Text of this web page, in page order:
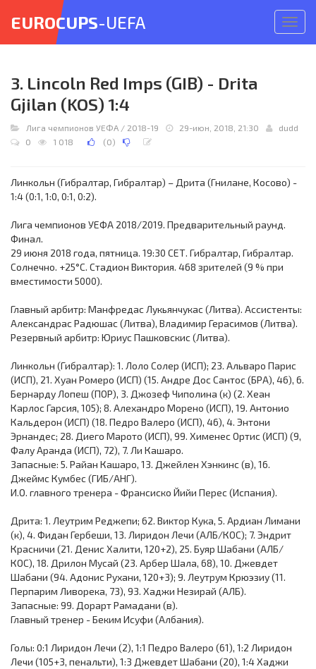
меню
EUROCUPS-UEFA
3. Lincoln Red Imps (GIB) - Drita
Gjilan (KOS) 1:4
Лига чемпионов УЕФА / 2018-19 29-июн, 2018, 21:30
dudd
0
1 018 (0)
Линкольн (Гибралтар, Гибралтар) – Дрита (Гнилане, Косово) -
1:4 (0:1, 1:0, 0:1, 0:2).
Лига чемпионов УЕФА 2018/2019. Предварительный раунд.
Финал.
29 июня 2018 года, пятница. 19:30 СЕТ. Гибралтар, Гибралтар.
Солнечно. +25°C. Стадион Виктория. 468 зрителей (9 % при
вместимости 5000).
Главный арбитр: Манфредас Лукьянчукас (Литва). Ассистенты:
Александрас Радюшас (Литва), Владимир Герасимов (Литва).
Резервный арбитр: Юриус Пашковскис (Литва).
Линкольн (Гибралтар): 1. Лоло Солер (ИСП); 23. Альваро Парис
(ИСП), 21. Хуан Ромеро (ИСП) (15. Андре Дос Сантос (БРА), 46), 6.
Бернарду Лопеш (ПОР), 3. Джозеф Чиполина (к) (2. Хеан
Карлос Гарсия, 105); 8. Алехандро Морено (ИСП), 19. Антонио
Кальдерон (ИСП) (18. Педро Валеро (ИСП), 46), 4. Энтони
Эрнандес; 28. Диего Марото (ИСП), 99. Хименес Ортис (ИСП) (9,
Фалу Аранда (ИСП), 72), 7. Ли Кашаро.
Запасные: 5. Райан Кашаро, 13. Джейлен Хэнкинс (в), 16.
Джеймс Кумбес (ГИБ/АНГ).
И.О. главного тренера - Франсиско Йийи Перес (Испания).
Дрита: 1. Леутрим Реджепи; 62. Виктор Кука, 5. Ардиан Лимани
(к), 4. Фидан Гербеши, 13. Лиридон Лечи (АЛБ/КОС); 7. Эндрит
Красничи (21. Денис Халити, 120+2), 25. Буяр Шабани (АЛБ/
КОС), 18. Дрилон Мусай (23. Арбер Шала, 68), 10. Джевдет
Шабани (94. Адонис Рухани, 120+3); 9. Леутрум Крюэзиу (11.
Перпарим Ливорека, 73), 93. Хаджи Незирай (АЛБ).
Запасные: 99. Дорарт Рамадани (в).
Главный тренер - Беким Исуфи (Албания).
Голы: 0:1 Лиридон Лечи (2), 1:1 Педро Валеро (61), 1:2 Лиридон
Лечи (105+3, пенальти), 1:3 Джевдет Шабани (20), 1:4 Хаджи